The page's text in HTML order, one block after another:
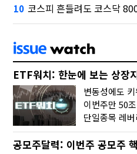
10 코스피 흔들려도 코스닥
ETF워치: 한눈에 보는 상장
단일종목 레
공모주달력: 이번주 공모주